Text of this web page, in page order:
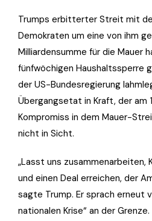
Trumps erbitterter Streit mit
Demokraten um eine von ihm
Milliardensumme für die Mauer
fünfwöchigen Haushaltssperre
der US-Bundesregierung
Übergangsetat in Kraft, der am
Kompromiss in dem Mauer-
nicht in Sicht.
„Lasst uns zusammenarbeiten,
und einen Deal erreichen, der
sagte Trump. Er sprach erneut
nationalen Krise“ an der Grenze.